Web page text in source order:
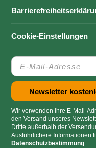
Cookie-Einstellungen
Wir verwenden Ihre E-Mail-
den Versand unseres
Dritte außerhalb der
Ausführlichere Informationen
Datenschutzbestimmung.